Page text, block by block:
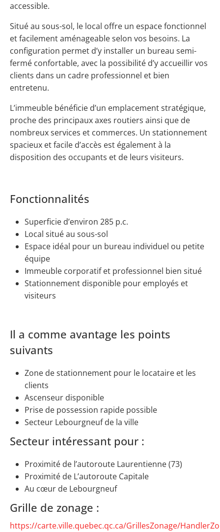
accessible.
Situé au sous-sol, le local offre un espace fonctionnel
et facilement aménageable selon vos besoins. La
configuration permet d’y installer un bureau semi-
fermé confortable, avec la possibilité d’y accueillir vos
clients dans un cadre professionnel et bien
entretenu.
L’immeuble bénéficie d’un emplacement stratégique,
proche des principaux axes routiers ainsi que de
nombreux services et commerces. Un stationnement
spacieux et facile d’accès est également à la
disposition des occupants et de leurs visiteurs.
Fonctionnalités
Superficie d’environ 285 p.c.
Local situé au sous-sol
Espace idéal pour un bureau individuel ou petite
équipe
Immeuble corporatif et professionnel bien situé
Stationnement disponible pour employés et
visiteurs
Il a comme avantage les points
suivants
Zone de stationnement pour le locataire et les
clients
Ascenseur disponible
Prise de possession rapide possible
Secteur Lebourgneuf de la ville
Secteur intéressant pour :
Proximité de l’autoroute Laurentienne (73)
Proximité de L’autoroute Capitale
Au cœur de Lebourgneuf
Grille de zonage :
https://carte.ville.quebec.qc.ca/GrillesZonage/